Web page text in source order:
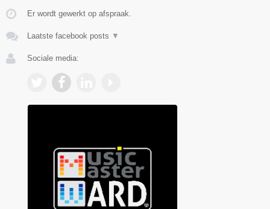
Er wordt gewerkt op afspraak.
Laatste facebook posts ▼
Sociale media: